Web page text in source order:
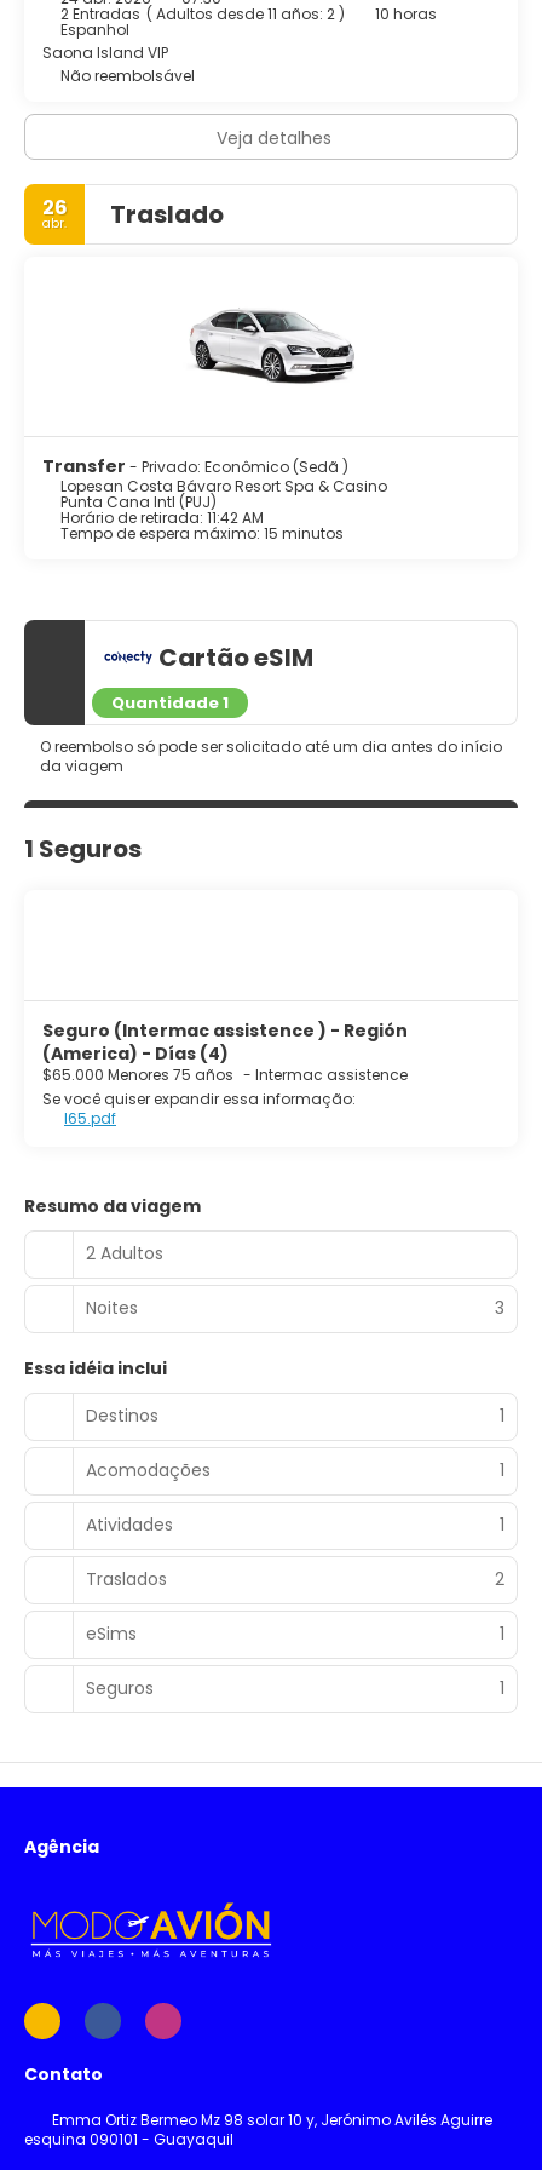
têm a oportunidade de conhecer novas pessoas e
realmente ter as férias de uma vida. O Boulevard é o
melhor lugar da área para compras e entretenimento:
discoteca, pistas de boliche, instalações para crianças e
adolescentes, lojas das marcas mais exclusivas e
inúmeros restaurantes são apenas algumas das opções
de lazer oferecidas por este hotel.
2 Entradas ( Adultos desde 11 años: 2 ) 10 horas
Espanhol
Saona Island VIP
Não reembolsável
Veja detalhes
26
abr. Traslado
Transfer - Privado: Econômico (Sedã )
Lopesan Costa Bávaro Resort Spa & Casino
Punta Cana Intl (PUJ)
Horário de retirada: 11:42 AM
Tempo de espera máximo: 15 minutos
Cartão eSIM
Quantidade 1
O reembolso só pode ser solicitado até um dia antes do início
da viagem
1 Seguros
Seguro (Intermac assistence ) - Región
(America) - Días (4)
$65.000 Menores 75 años - Intermac assistence
Se você quiser expandir essa informação:
I65.pdf
Resumo da viagem
2 Adultos
Noites 3
Essa idéia inclui
Destinos
1
Acomodações 1
Atividades 1
Traslados 2
eSims 1
Seguros 1
Agência
Contato
Emma Ortiz Bermeo Mz 98 solar 10 y, Jerónimo Avilés Aguirre
esquina 090101 - Guayaquil